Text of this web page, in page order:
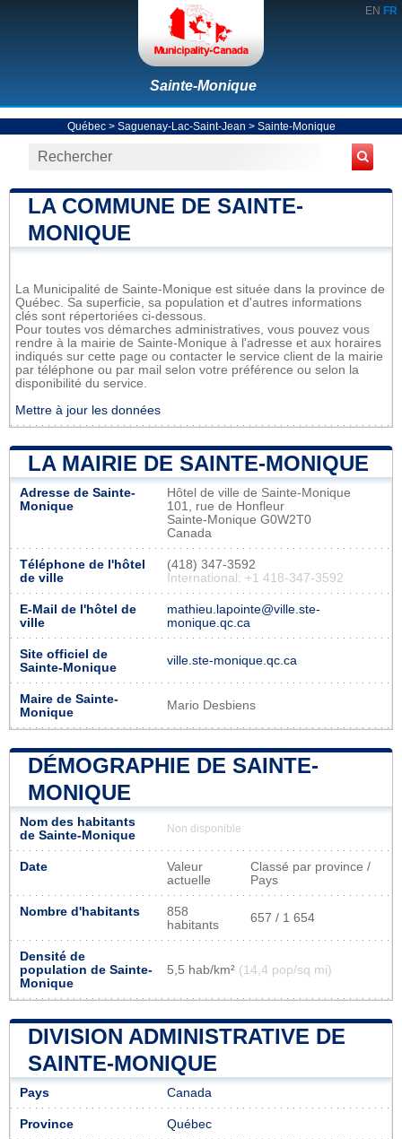
EN FR
Sainte-Monique
Québec> Saguenay-Lac-Saint-Jean > Sainte-Monique
LA COMMUNE DE SAINTE-
MONIQUE
La Municipalité de Sainte-Monique est située dans la province de
Québec. Sa superficie, sa population et d'autres informations
clés sont répertoriées ci-dessous.
Pour toutes vos démarches administratives, vous pouvez vous
rendre à la mairie de Sainte-Monique à l'adresse et aux horaires
indiqués sur cette page ou contacter le service client de la mairie
par téléphone ou par mail selon votre préférence ou selon la
disponibilité du service.
Mettre à jour les données
LA MAIRIE DE SAINTE-MONIQUE
Adresse de Sainte-
Monique
Hôtel de ville de Sainte-Monique
101, rue de Honfleur
Sainte-Monique G0W2T0
Canada
Téléphone de l'hôtel
de ville
(418) 347-3592
International: +1 418-347-3592
E-Mail de l'hôtel de
ville
mathieu.lapointe@ville.ste-
monique.qc.ca
Site officiel de
Sainte-Monique
ville.ste-monique.qc.ca
Maire de Sainte-
Monique
Mario Desbiens
DÉMOGRAPHIE DE SAINTE-
MONIQUE
Nom des habitants
de Sainte-Monique
Non disponible
Date
Valeur
actuelle
Classé par province /
Pays
Nombre d'habitants
858
habitants
657 / 1 654
Densité de
population de Sainte-
Monique
5,5 hab/km² (14,4 pop/sq mi)
DIVISION ADMINISTRATIVE DE
SAINTE-MONIQUE
Pays Canada
Province Québec